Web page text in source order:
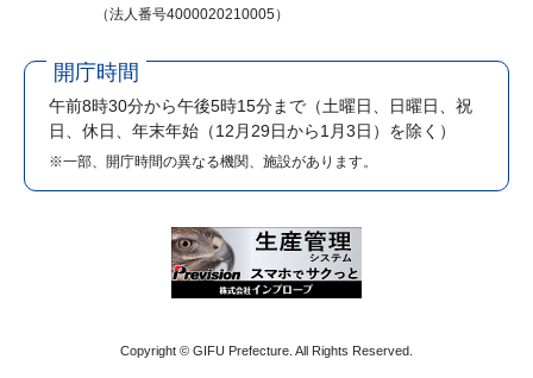
（法人番号4000020210005）
開庁時間
午前8時30分から午後5時15分まで （土曜日、日曜日、祝
日、休日、年末年始（12月29日から1月3日）を除く）
※一部、開庁時間の異なる機関、施設があります。
Copyright © GIFU Prefecture. All Rights Reserved.